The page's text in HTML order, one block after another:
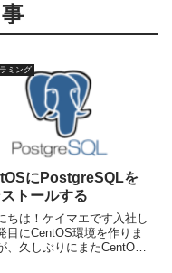
ミング
にPostgreSQLを
トールする
ちは！ケイマエです入社し
目にCentOS環境を作りま
、久しぶりにまたCentOS